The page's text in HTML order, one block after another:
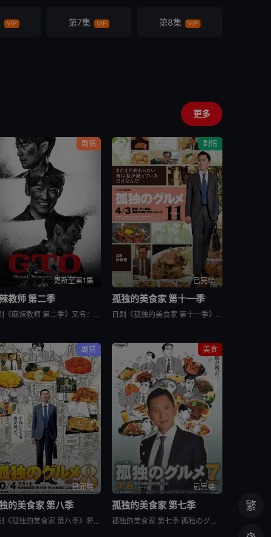
VIP 第7集 VIP 第8集 VIP
更多
剧情
更新至第1集
教师 第二季
日剧《麻辣教师 第二季》又名：GTO 2,GTO 続編，讲述了：故事背景设定在由大型企业出资设立的私立诚进学园。在这个推崇数字化管理、师生评价透明化的“令和教育现场”，52岁的鬼塚英吉将出任班主任。面
剧情
已完结
孤独的美食家 第十一季
日剧《孤独的美食家 第十一季》又名：孤独のグルメ Season11，讲述了：《孤独的美食家》 第11季宣布回归，定档4月3日开播。这也是继2022年10月第10季播出以来，该系列时隔三年半再次推出新一
剧情
已完结
的美食家 第八季
日剧《孤独的美食家 第八季》将围绕“勿忘初心”，挑战甜点特辑和美食剪辑等全新的主题，一定会让你大吃一惊。另外，那些藏在名不见经传的街头巷尾的美食也不容错过。备受瞩目的第一集将从那个热闹的地方启程。前所
美食
已完结
孤独的美食家 第七季
孤独的美食家 第七季 孤独のグルメ Season7是2018上映的剧情日剧。2012年1月，深夜开始悄悄播放的“孤独的美食家”终于迎来第7季了！众所周知，上季season 6从大阪的味道开始播出，但这次season 7重返初心，并开始与市井中不为人知的奇妙美食相遇。在“孤独的
繁